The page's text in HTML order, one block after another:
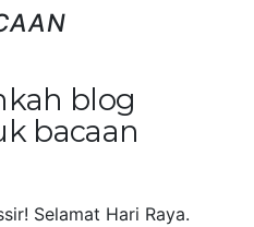
blog
bacaan
Selamat Hari Raya.